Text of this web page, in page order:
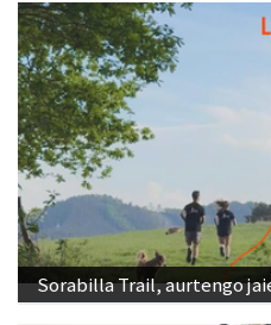
Sorabilla Trail, aurtengo